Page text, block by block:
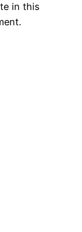
in this